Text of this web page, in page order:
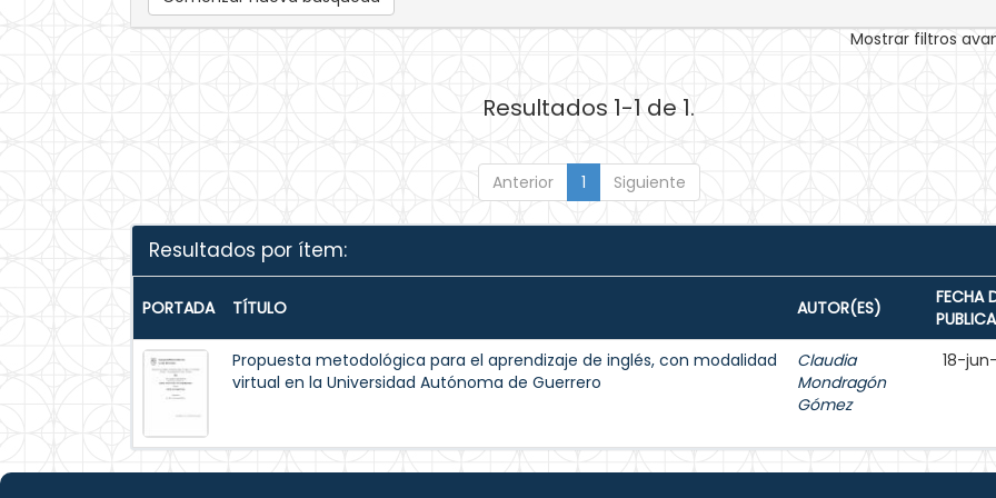
Mostrar filtros
Resultados 1-1 de 1.
Anterior 1 Siguiente
Resultados por ítem:
PORTADA TÍTULO AUTOR(ES)
FECHA
Propuesta metodológica para el aprendizaje de inglés, con modalidad
virtual en la Universidad Autónoma de Guerrero
Claudia
Mondragón
Gómez
18-